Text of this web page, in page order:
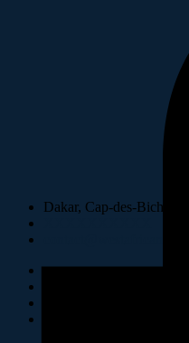
Dakar, Cap-des-Biches